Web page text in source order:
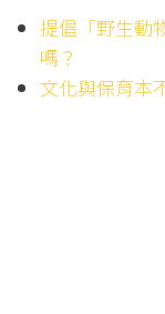
提倡「野生動
嗎？
文化與保育本